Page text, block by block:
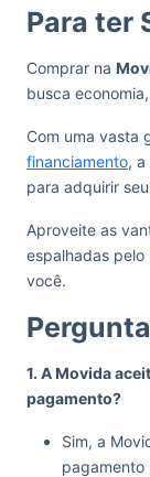
Para ter
Comprar na
busca
Com uma vasta
financiamento,
para adquirir
Aproveite as
espalhadas pelo
você.
1. A Movida
pagamento?
Sim, a
pagamento